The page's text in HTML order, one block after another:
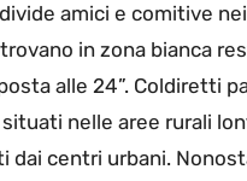
amici e comitive
in zona bianca
alle 24”. Coldiretti
nelle aree rurali
centri urbani.